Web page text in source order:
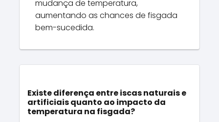
mudança de temperatura,
aumentando as chances de fisgada
bem-sucedida.
Existe diferença entre iscas naturais e
artificiais quanto ao impacto da
temperatura na fisgada?